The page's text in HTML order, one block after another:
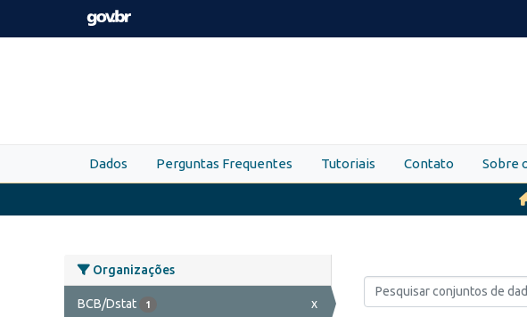
Skip to main content
Dados Perguntas Frequentes Tutoriais Contato Sobre
Organizações
BCB/Dstat 1 x